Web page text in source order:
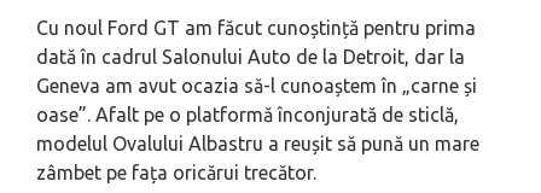
Cu noul Ford GT am făcut cunoștință pentru prima
dată în cadrul Salonului Auto de la Detroit, dar la
Geneva am avut ocazia să-l cunoaștem în „carne și
oase”. Afalt pe o platformă înconjurată de sticlă,
modelul Ovalului Albastru a reușit să pună un mare
zâmbet pe fața oricărui trecător.